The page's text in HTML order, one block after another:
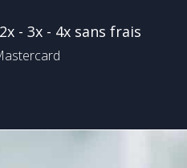
- 3x - 4x sans frais